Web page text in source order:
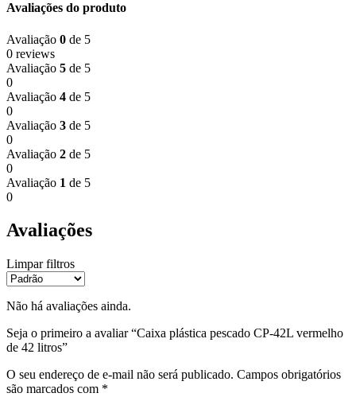
Avaliações do produto
Avaliação 0 de 5
0 reviews
Avaliação 5 de 5
0
Avaliação 4 de 5
0
Avaliação 3 de 5
0
Avaliação 2 de 5
0
Avaliação 1 de 5
0
Avaliações
Limpar filtros
Não há avaliações ainda.
Seja o primeiro a avaliar “Caixa plástica pescado CP-42L vermelho
de 42 litros”
O seu endereço de e-mail não será publicado. Campos obrigatórios
são marcados com *